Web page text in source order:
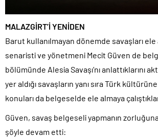
MALAZGİRT’İ YENİDEN
Barut kullanılmayan dönemde savaşları ele
senaristi ve yönetmeni Mecit Güven de
bölümünde Alesia Savaşı’nı anlattıklarını
yer aldığı savaşların yanı sıra Türk
konuları da belgeselde ele almaya
Güven, savaş belgeseli yapmanın
şöyle devam etti: